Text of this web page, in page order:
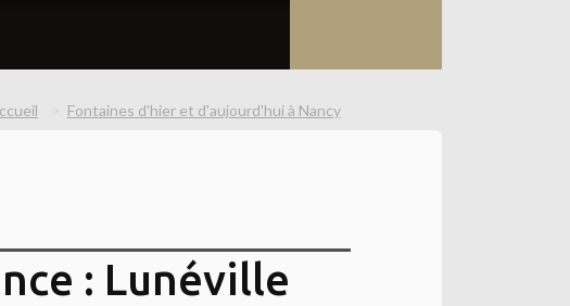
Fontaines d'hier et d'aujourd'hui à Nancy
: Lunéville